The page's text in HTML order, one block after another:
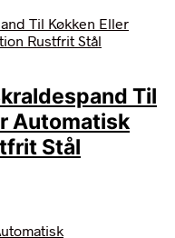
Til
Automatisk
Stål